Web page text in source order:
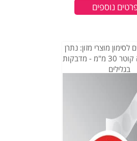
נוספים
לסימון מוצרי מזון: נתרן
בכמות גבוהה קוטר 30 מ"מ - מדבקות
בגלילים